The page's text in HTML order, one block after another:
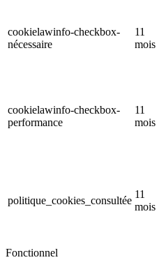
cookielawinfo-checkbox-
nécessaire
11
mois
cookielawinfo-checkbox-
performance
11
mois
politique_cookies_consultée
11
mois
Fonctionnel